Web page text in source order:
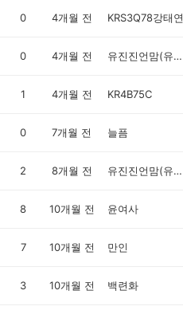
0 4개월 전 KRS3Q78강태연
0 4개월 전 유진진언맘(유복순)
1 4개월 전 KR4B75C
0 7개월 전 늘픔
2 8개월 전 유진진언맘(유복순)
8 10개월 전 윤여사
7 10개월 전 만인
3 10개월 전 백련화